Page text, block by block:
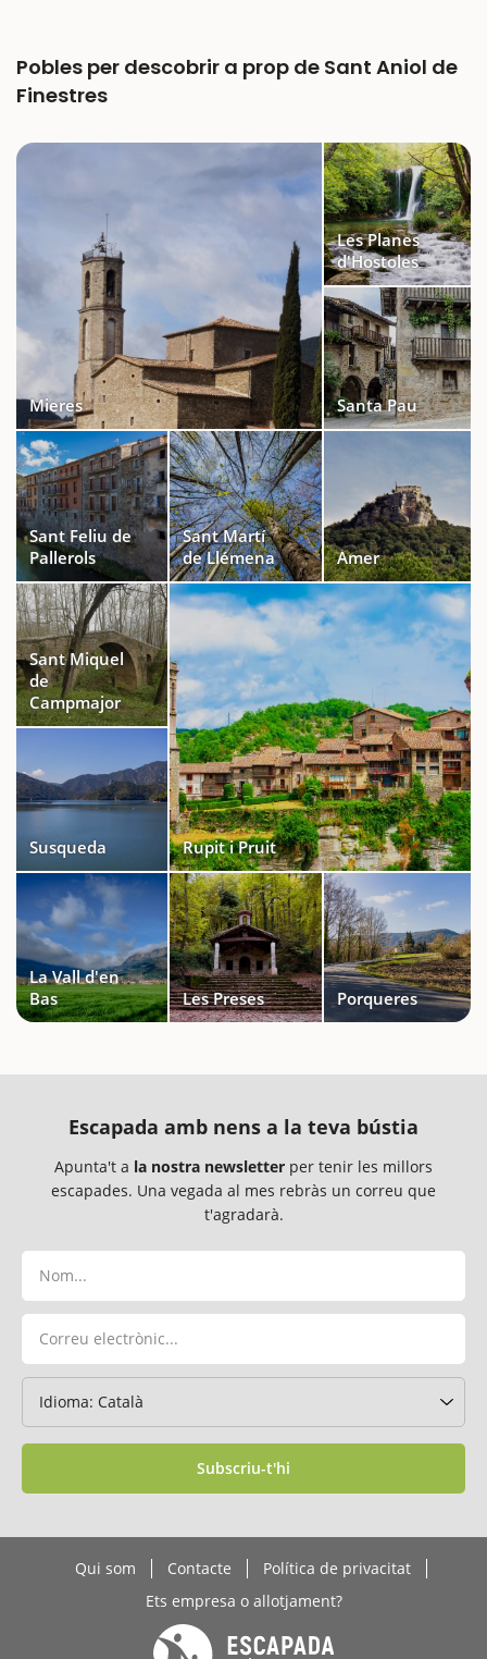
Pobles per descobrir a prop de Sant Aniol de
Finestres
Mieres
Les Planes
d'Hostoles
Santa Pau
Sant Feliu de
Pallerols
Sant Martí
de Llémena
Amer
Sant Miquel
de
Campmajor
Susqueda Rupit i Pruit
La Vall d'en
Bas
Les Preses Porqueres
Escapada amb nens a la teva bústia
Apunta't a la nostra newsletter per tenir les millors
escapades. Una vegada al mes rebràs un correu que
t'agradarà.
Subscriu-t'hi
Qui som Contacte
Política de privacitat
Ets empresa o allotjament?